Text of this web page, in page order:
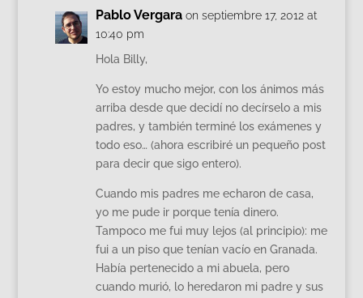
Pablo Vergara on septiembre 17, 2012 at
10:40 pm
Hola Billy,
Yo estoy mucho mejor, con los ánimos más
arriba desde que decidí no decírselo a mis
padres, y también terminé los exámenes y
todo eso… (ahora escribiré un pequeño post
para decir que sigo entero).
Cuando mis padres me echaron de casa,
yo me pude ir porque tenía dinero.
Tampoco me fui muy lejos (al principio): me
fui a un piso que tenían vacío en Granada.
Había pertenecido a mi abuela, pero
cuando murió, lo heredaron mi padre y sus